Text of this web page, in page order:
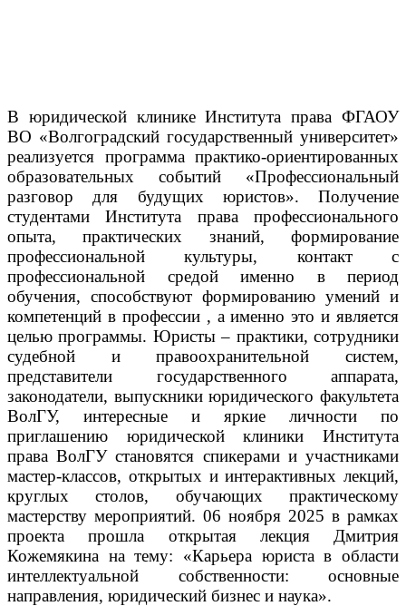
В юридической клинике Института права ФГАОУ
ВО «Волгоградский государственный университет»
реализуется программа практико-ориентированных
образовательных событий «Профессиональный
разговор для будущих юристов». Получение
студентами Института права профессионального
опыта, практических знаний, формирование
профессиональной культуры, контакт с
профессиональной средой именно в период
обучения, способствуют формированию умений и
компетенций в профессии , а именно это и является
целью программы. Юристы – практики, сотрудники
судебной и правоохранительной систем,
представители государственного аппарата,
законодатели, выпускники юридического факультета
ВолГУ, интересные и яркие личности по
приглашению юридической клиники Института
права ВолГУ становятся спикерами и участниками
мастер-классов, открытых и интерактивных лекций,
круглых столов, обучающих практическому
мастерству мероприятий. 06 ноября 2025 в рамках
проекта прошла открытая лекция Дмитрия
Кожемякина на тему: «Карьера юриста в области
интеллектуальной собственности: основные
направления, юридический бизнес и наука».